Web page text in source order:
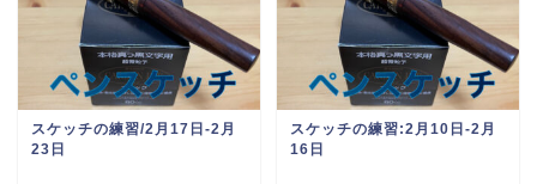
スケッチの練習/2月17日-2月
23日
スケッチの練習:2月10日-2月
16日